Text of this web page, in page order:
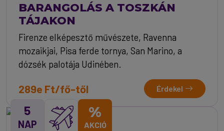
BARANGOLÁS A TOSZKÁN
TÁJAKON
Firenze elképesztő művészete, Ravenna
mozaikjai, Pisa ferde tornya, San Marino, a
dózsék palotája Udinében.
289e Ft/fő-től Érdekel
5
NAP
%
AKCIÓ